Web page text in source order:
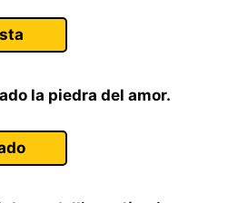
la piedra del amor.